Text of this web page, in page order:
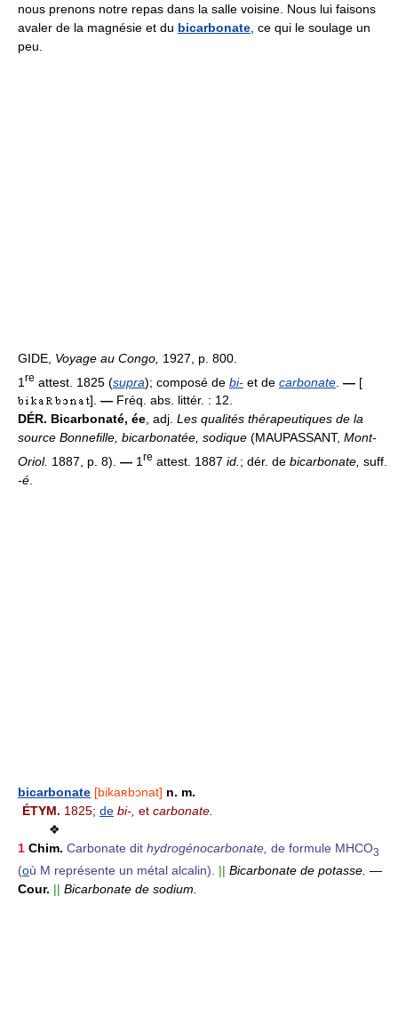
nous prenons notre repas dans la salle voisine. Nous lui faisons
avaler de la magnésie et du bicarbonate , ce qui le soulage un
peu.
GIDE, Voyage au Congo, 1927, p. 800.
1 re attest. 1825 (supra); composé de bi- et de carbonate — [
]. — Fréq. abs. littér. : 12.
DÉR. Bicarbonaté, ée, adj. Les qualités thérapeutiques de la
source Bonnefille, bicarbonatée, sodique (MAUPASSANT, Mont-
Oriol. 1887, p. 8). — 1 re attest. 1887 id. ; dér. de bicarbonate, suff.
-é
bicarbonate [bikaʀbɔnat] n. m.
ÉTYM. 1825; de bi-, et carbonate.
❖
1 Chim. Carbonate dit hydrogénocarbonate, de formule MHCO3
(où M représente un métal alcalin). || Bicarbonate de potasse. —
Cour. || Bicarbonate de sodium.